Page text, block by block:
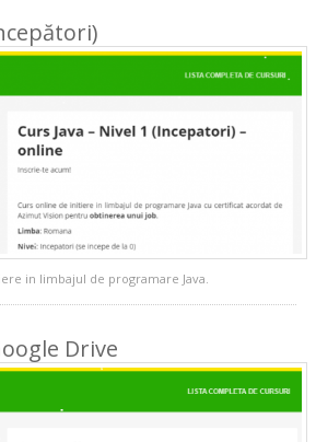
in limbajul de programare Java.
Drive